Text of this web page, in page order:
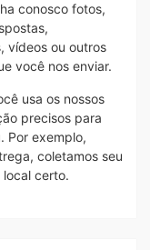
conosco fotos,
vídeos ou outros
você nos enviar.
usa os nossos
precisos para
Por exemplo,
coletamos seu
certo.